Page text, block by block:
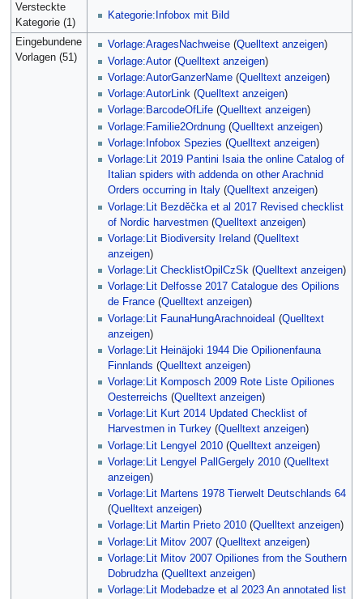
Versteckte
Kategorie (1)
Kategorie:Infobox mit Bild
Eingebundene
Vorlagen (51)
Vorlage:AragesNachweise (Quelltext anzeigen)
Vorlage:Autor(Quelltext anzeigen)
Vorlage:AutorGanzerName (Quelltext anzeigen)
Vorlage:AutorLink (Quelltext anzeigen)
Vorlage:BarcodeOfLife (Quelltext anzeigen)
Vorlage:Familie2Ordnung (Quelltext anzeigen)
Vorlage:Infobox Spezies (Quelltext anzeigen)
Vorlage:Lit 2019 Pantini Isaia the online Catalog of
Italian spiders with addenda on other Arachnid
Orders occurring in Italy (Quelltext anzeigen)
Vorlage:Lit Bezděčka et al 2017 Revised checklist
of Nordic harvestmen (Quelltext anzeigen)
Vorlage:Lit Biodiversity Ireland (Quelltext
anzeigen)
Vorlage:Lit ChecklistOpilCzSk (Quelltext anzeigen)
Vorlage:Lit Delfosse 2017 Catalogue des Opilions
de France (Quelltext anzeigen)
Vorlage:Lit FaunaHungArachnoideaI (Quelltext
anzeigen)
Vorlage:Lit Heinäjoki 1944 Die Opilionenfauna
Finnlands (Quelltext anzeigen)
Vorlage:Lit Komposch 2009 Rote Liste Opiliones
Oesterreichs (Quelltext anzeigen)
Vorlage:Lit Kurt 2014 Updated Checklist of
Harvestmen in Turkey (Quelltext anzeigen)
Vorlage:Lit Lengyel 2010 (Quelltext anzeigen)
Vorlage:Lit Lengyel PallGergely 2010 (Quelltext
anzeigen)
Vorlage:Lit Martens 1978 Tierwelt Deutschlands 64
(Quelltext anzeigen)
Vorlage:Lit Martin Prieto 2010 (Quelltext anzeigen)
Vorlage:Lit Mitov 2007 (Quelltext anzeigen)
Vorlage:Lit Mitov 2007 Opiliones from the Southern
Dobrudzha(Quelltext anzeigen)
Vorlage:Lit Modebadze et al 2023 An annotated list